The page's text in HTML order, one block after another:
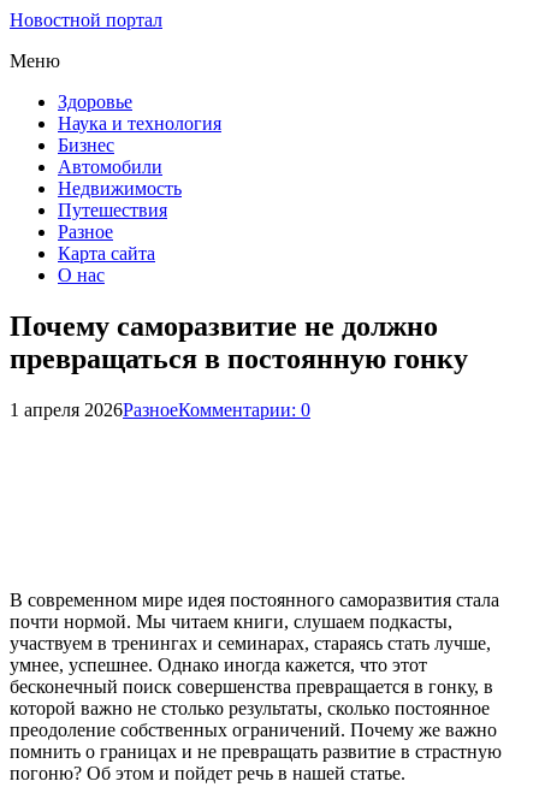
Новостной портал
Меню
Здоровье
Наука и технология
Бизнес
Автомобили
Недвижимость
Путешествия
Разное
Карта сайта
О нас
Почему саморазвитие не должно
превращаться в постоянную гонку
1 апреля 2026РазноеКомментарии: 0
В современном мире идея постоянного саморазвития стала
почти нормой. Мы читаем книги, слушаем подкасты,
участвуем в тренингах и семинарах, стараясь стать лучше,
умнее, успешнее. Однако иногда кажется, что этот
бесконечный поиск совершенства превращается в гонку, в
которой важно не столько результаты, сколько постоянное
преодоление собственных ограничений. Почему же важно
помнить о границах и не превращать развитие в страстную
погоню? Об этом и пойдет речь в нашей статье.